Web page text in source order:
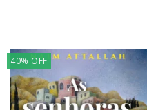
40% OFF